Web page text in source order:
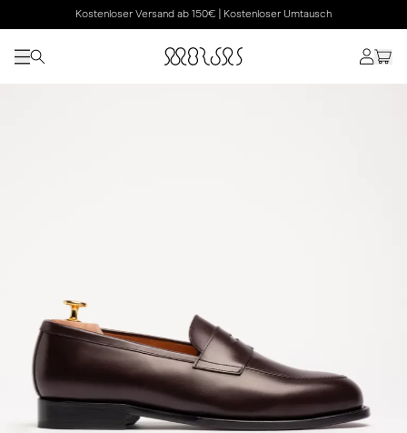
Kostenloser Versand ab 150€ | Kostenloser Umtausch